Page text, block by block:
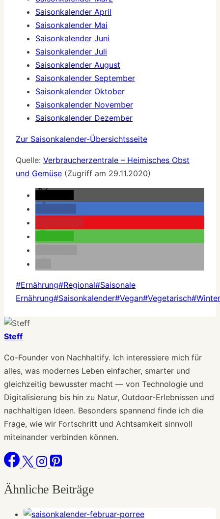
Saisonkalender April
Saisonkalender Mai
Saisonkalender Juni
Saisonkalender Juli
Saisonkalender August
Saisonkalender September
Saisonkalender Oktober
Saisonkalender November
Saisonkalender Dezember
Zur Saisonkalender-Übersichtsseite
Quelle: Verbraucherzentrale – Heimisches Obst
und Gemüse (Zugriff am 29.11.2020)
Schlagworte:
#Ernährung#Regional#Saisonale
Ernährung#Saisonkalender#Vegan#Vegetarisch#
Steff
Co-Founder von Nachhaltify. Ich interessiere mich für
alles, was modernes Leben einfacher, smarter und
gleichzeitig bewusster macht — von Technologie und
Digitalisierung bis hin zu Natur, Outdoor-Erlebnissen und
nachhaltigen Ideen. Besonders spannend finde ich die
Frage, wie wir Fortschritt und Achtsamkeit sinnvoll
miteinander verbinden können.
Ähnliche Beiträge